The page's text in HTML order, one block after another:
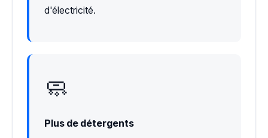
d'électricité.
🧼
Plus de détergents